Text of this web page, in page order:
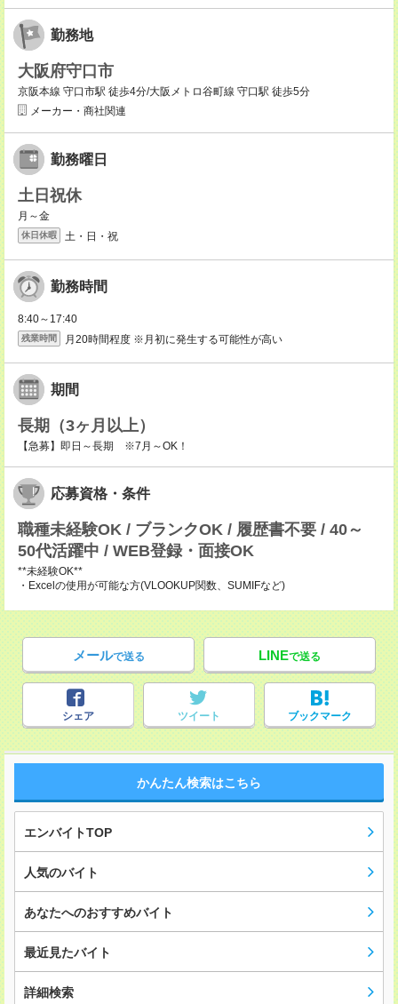
勤務地
大阪府守口市
京阪本線 守口市駅 徒歩4分/大阪メトロ谷町線 守口駅 徒歩5分
メーカー・商社関連
勤務曜日
土日祝休
月～金
休日休暇 土・日・祝
勤務時間
8:40～17:40
残業時間 月20時間程度 ※月初に発生する可能性が高い
期間
長期（3ヶ月以上）
【急募】即日～長期 ※7月～OK！
応募資格・条件
職種未経験OK / ブランクOK / 履歴書不要 / 40～
50代活躍中 / WEB登録・面接OK
**未経験OK**
・Excelの使用が可能な方(VLOOKUP関数、SUMIFなど)
メールで送る LINEで送る
シェア ツイート ブックマーク
かんたん検索はこちら
エンバイトTOP
人気のバイト
あなたへのおすすめバイト
最近見たバイト
詳細検索